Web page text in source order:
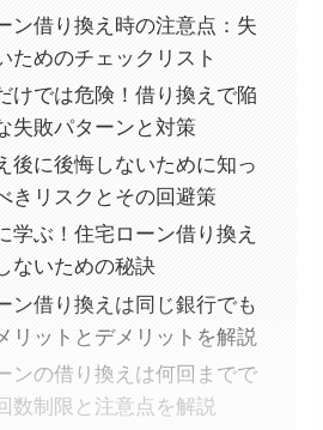
ン借り換え時の注意点：失
ためのチェックリスト
けでは危険！借り換えで陥
失敗パターンと対策
後に後悔しないために知っ
きリスクとその回避策
学ぶ！住宅ローン借り換え
ないための秘訣
ン借り換えは同じ銀行でも
リットとデメリットを解説
ンの借り換えは何回までで
数制限と注意点を解説